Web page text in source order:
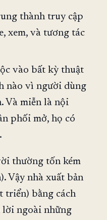
thành truy cập
xem, và tương tác
vào bất kỳ thuật
nào vì người dùng
Và miễn là nội
phối mở, họ có
thường tốn kém
Vậy nhà xuất bản
triển) bằng cách
lời ngoài những